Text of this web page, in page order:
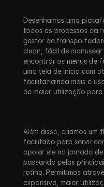
Desenhamos uma
todos os processos da
gestor de
clean, fácil de
encontrar os menus de
uma tela de início com
facilitar ainda mais o
de maior utilização
Além disso, criamos um
facilitado para servir
apoiar ele na jornada
passando pelas
rotina. Permitimos
expansiva, maior